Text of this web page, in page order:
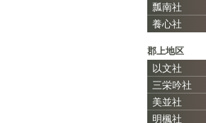
瓢南社
養心社
郡上地区
以文社
三栄吟社
美並社
明楓社